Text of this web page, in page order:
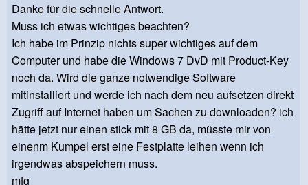
Danke für die schnelle Antwort.
Muss ich etwas wichtiges beachten?
Ich habe im Prinzip nichts super wichtiges auf dem
Computer und habe die Windows 7 DvD mit Product-Key
noch da. Wird die ganze notwendige Software
mitinstalliert und werde ich nach dem neu aufsetzen direkt
Zugriff auf Internet haben um Sachen zu downloaden? ich
hätte jetzt nur einen stick mit 8 GB da, müsste mir von
einenm Kumpel erst eine Festplatte leihen wenn ich
irgendwas abspeichern muss.
mfg